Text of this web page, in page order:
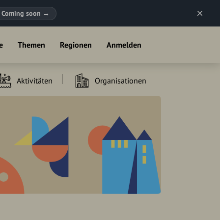
Coming soon →
Themen Regionen Anmelden
Aktivitäten Organisationen